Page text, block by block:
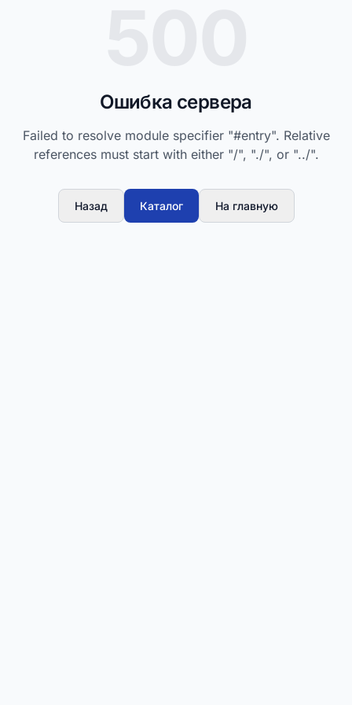
Ошибка сервера
Failed to resolve module specifier "#entry". Relative
references must start with either "/", "./", or "../".
Назад Каталог На главную